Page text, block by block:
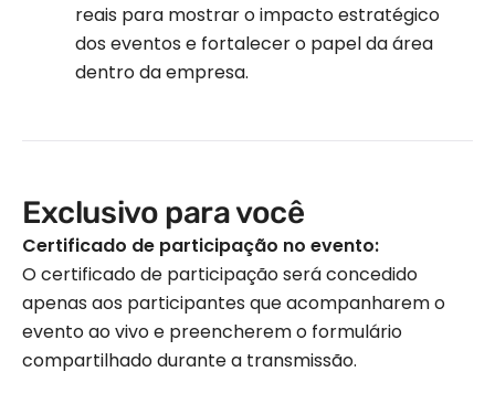
reais para mostrar o impacto estratégico
dos eventos e fortalecer o papel da área
dentro da empresa.
Exclusivo para você
Certificado de participação no evento:
O certificado de participação será concedido
apenas aos participantes que acompanharem o
evento ao vivo e preencherem o formulário
compartilhado durante a transmissão.